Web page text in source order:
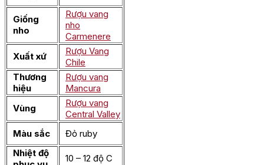
Giống
nho
Rượu vang
nho
Carmenere
Xuất xứ
Rượu Vang
Chile
Thương
hiệu
Rượu vang
Mancura
Vùng
Rượu vang
Central Valley
Màu sắc
Đỏ ruby
Nhiệt độ
10 – 12 độ C